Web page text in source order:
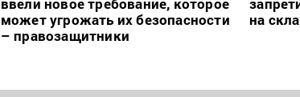
может угрожать их безопасности
– правозащитники
на